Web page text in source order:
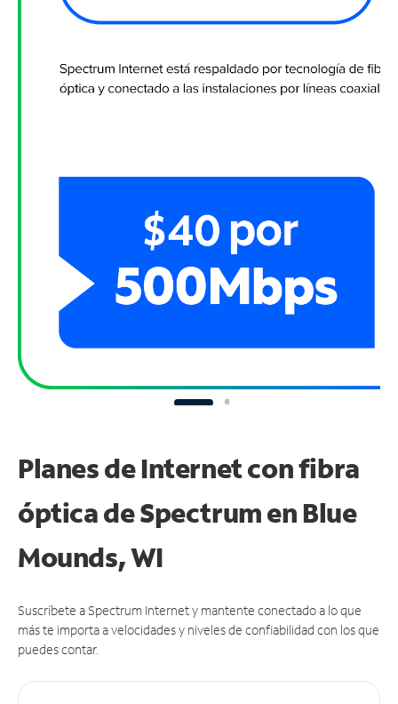
Planes de Internet con fibra
óptica de Spectrum en Blue
Mounds, WI
Suscríbete a Spectrum Internet y mantente conectado a lo que
más te importa a velocidades y niveles de confiabilidad con los que
puedes contar.